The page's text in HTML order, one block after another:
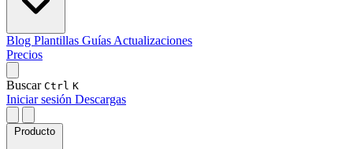
Blog Plantillas Guías Actualizaciones
Precios
Buscar Ctrl K
Iniciar sesión Descargas